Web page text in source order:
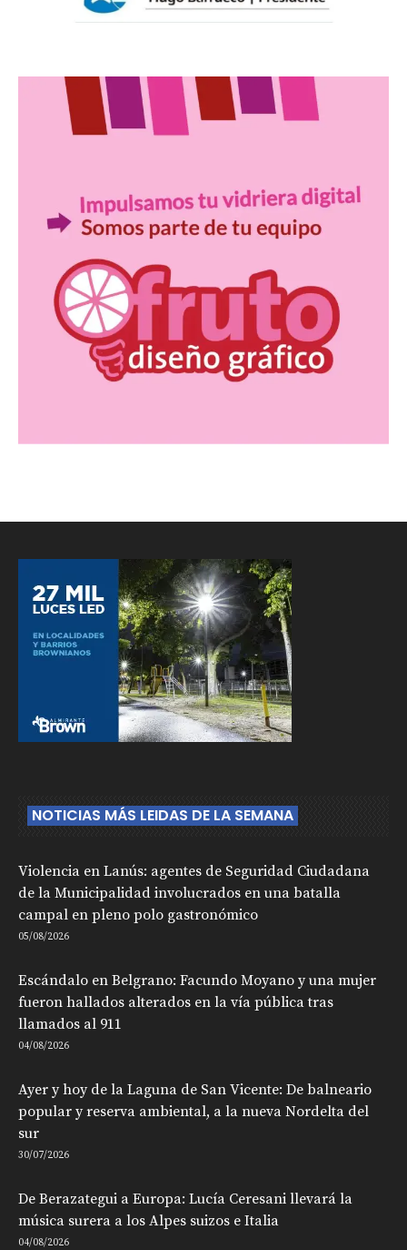
NOTICIAS MÁS LEIDAS DE LA SEMANA
Violencia en Lanús: agentes de Seguridad Ciudadana
de la Municipalidad involucrados en una batalla
campal en pleno polo gastronómico
05/08/2026
Escándalo en Belgrano: Facundo Moyano y una mujer
fueron hallados alterados en la vía pública tras
llamados al 911
04/08/2026
Ayer y hoy de la Laguna de San Vicente: De balneario
popular y reserva ambiental, a la nueva Nordelta del
sur
30/07/2026
De Berazategui a Europa: Lucía Ceresani llevará la
música surera a los Alpes suizos e Italia
04/08/2026